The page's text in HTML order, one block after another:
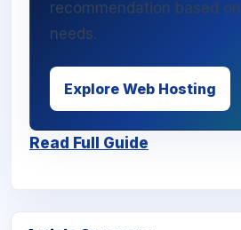
recommendation based
needs.
Explore Web Hosting
Read Full Guide